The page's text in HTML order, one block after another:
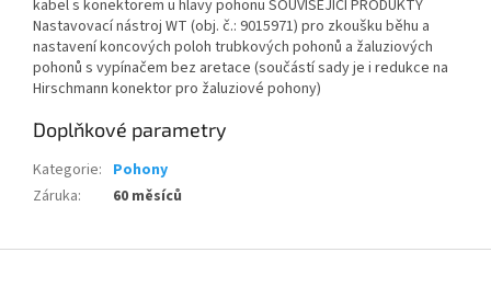
kabel s konektorem u hlavy pohonu SOUVISEJÍCÍ PRODUKTY
Nastavovací nástroj WT (obj. č.: 9015971) pro zkoušku běhu a
nastavení koncových poloh trubkových pohonů a žaluziových
pohonů s vypínačem bez aretace (součástí sady je i redukce na
Hirschmann konektor pro žaluziové pohony)
Doplňkové parametry
Kategorie: Pohony
Záruka: 60 měsíců